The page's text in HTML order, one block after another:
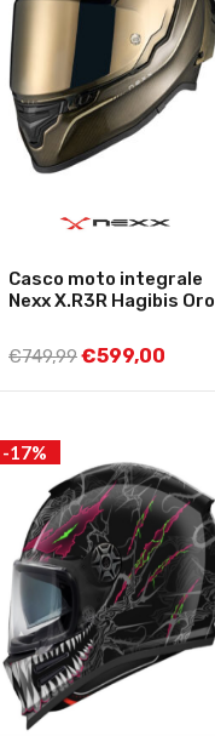
Casco moto integrale
Nexx X.R3R Hagibis Oro
€749,99€599,00
-17%